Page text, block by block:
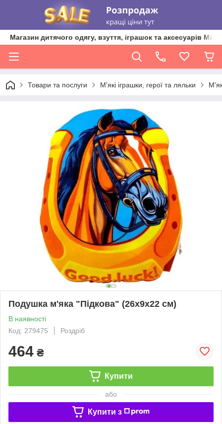
Магазин дитячого одягу, взуття, іграшок та аксесуарів
Товари та послуги М'які іграшки, герої та ляльки
Подушка м'яка "Підкова" (26х9х22 см)
В наявності
Код: 279475
Роздріб
464 ₴
Купити
або
Купити з